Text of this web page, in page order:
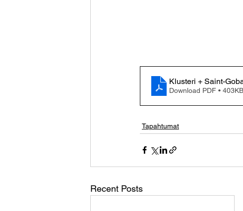
Klusteri + Saint-
Download PDF • 403KB
Tapahtumat
Recent Posts